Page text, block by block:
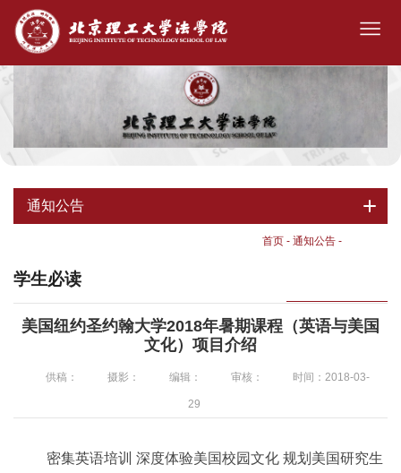
通知公告
首页 - 通知公告 -
学生必读
美国纽约圣约翰大学2018年暑期课程（英语与美国
文化）项目介绍
供稿： 摄影： 编辑： 审核： 时间：2018-03-
29
密集英语培训 深度体验美国校园文化 规划美国研究生